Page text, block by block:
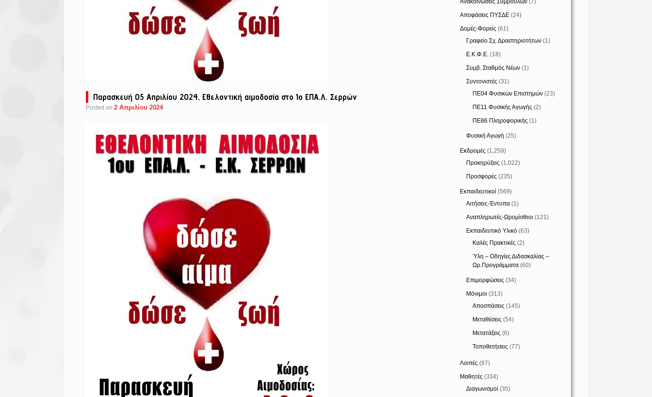
Παρασκευή 05 Απριλίου 2024, Εθελοντική αιμοδοσία στο 1ο ΕΠΑ.Λ. Σερρών
Posted on 2 Απριλίου 2024
Ανακοινώσεις Συμβούλων (7)
Αποφάσεις ΠΥΣΔΕ (24)
Δομές-Φορείς (61)
Γραφείο Σχ. Δραστηριοτήτων (1)
Ε.Κ.Φ.Ε. (18)
Συμβ. Σταθμός Νέων (1)
Συντονιστές (31)
ΠΕ04 Φυσικών Επιστημών (23)
ΠΕ11 Φυσικής Αγωγής (2)
ΠΕ86 Πληροφορικής (1)
Φυσική Αγωγή (25)
Εκδρομές (1,259)
Προκηρύξεις (1,022)
Προσφορές (235)
Εκπαιδευτικοί (569)
Αιτήσεις-Έντυπα (1)
Αναπληρωτές-Ωρομίσθιοι (121)
Εκπαιδευτικό Υλικό (63)
Καλές Πρακτικές (2)
Ύλη – Οδηγίες Διδασκαλίας –
Ωρ.Προγράμματα (60)
Επιμορφώσεις (34)
Μόνιμοι (313)
Αποσπάσεις (145)
Μεταθέσεις (54)
Μετατάξεις (6)
Τοποθετήσεις (77)
Λοιπές (87)
Μαθητές (334)
Διαγωνισμοί (35)